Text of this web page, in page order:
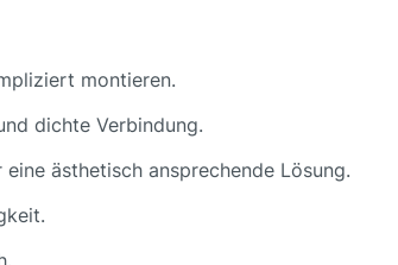
montieren.
dichte Verbindung.
ästhetisch ansprechende Lösung.